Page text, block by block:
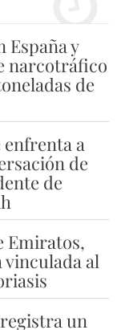
España y
narcotráfico
de
a
de
de
Emiratos,
vinculada al
un